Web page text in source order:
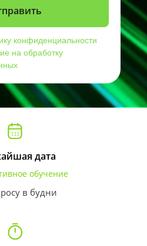
конфиденциальности
на обработку
дата
обучение
в будни